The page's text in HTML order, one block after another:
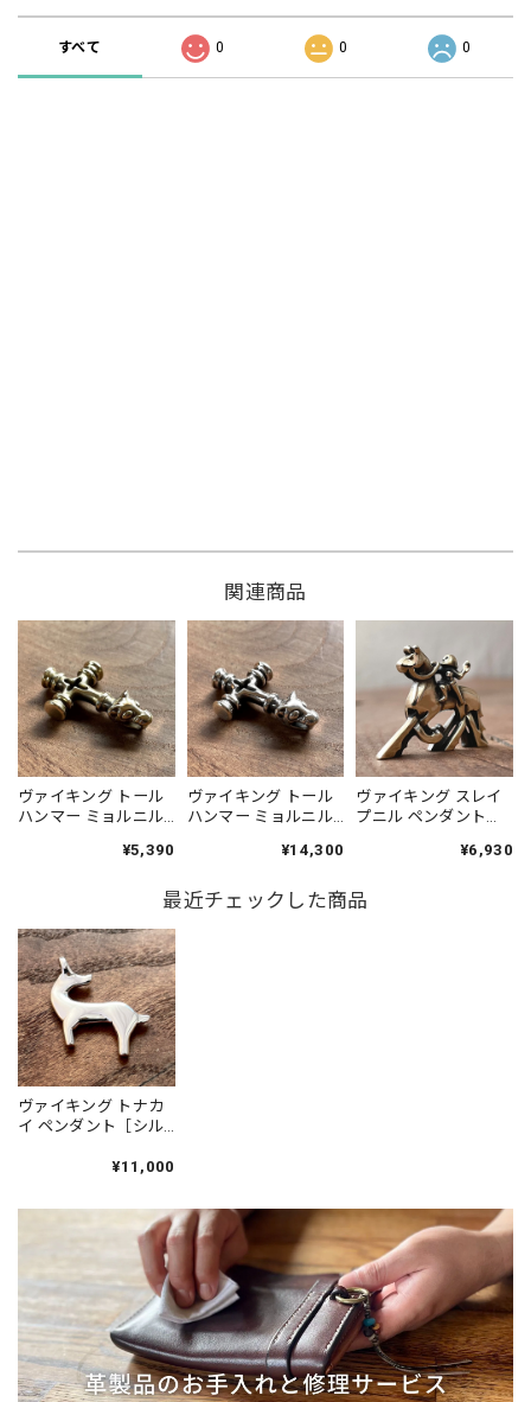
すべて 0 0 0
関連商品
ヴァイキング トール
ハンマー ミョルニル
鹿革紐付 チェーン変
北欧 アクセサリー
Jewelry
¥5,390
ヴァイキング トール
ハンマー ミョルニル
ー925］鹿革紐付
Mjöllnir
¥14,300
ヴァイキング スレイ
プニル ペンダント
ェーン変更可 Viking
Pendant［Brass］／
¥6,930
最近チェックした商品
ヴァイキング トナカ
イ ペンダント［シル
Viking Reindeer
Silver］／北欧 アクセ
¥11,000